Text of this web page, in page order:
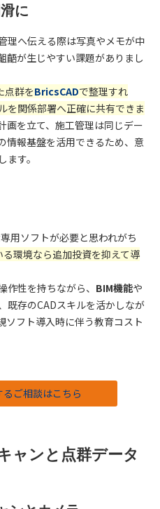
に
理へ伝える際は写真やメモが中
齬が生じやすい課題がありまし
点群をBricsCADで整理すれ
を関係部署へ正確に共有できま
画を立て、施工管理は同じデー
情報基盤を活用できるため、意
す。
用ソフトが必要と思われがち
る環境なら追加投資を抑えて導
作性を持ちながら、 BIM機能や
既存のCADスキルを活かしなが
ソフト導入時に伴う教育コスト
ご相談はこちら
ンと点群データ